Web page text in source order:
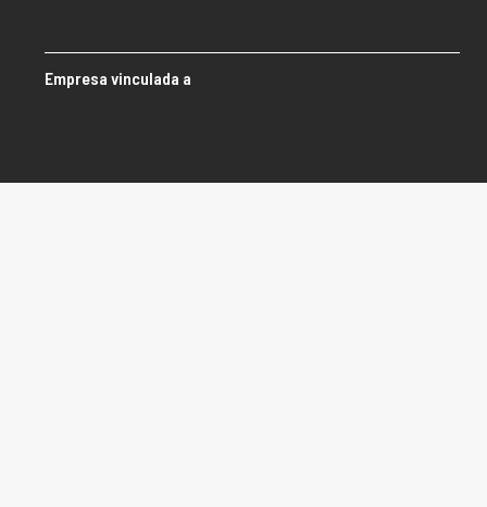
Empresa vinculada a